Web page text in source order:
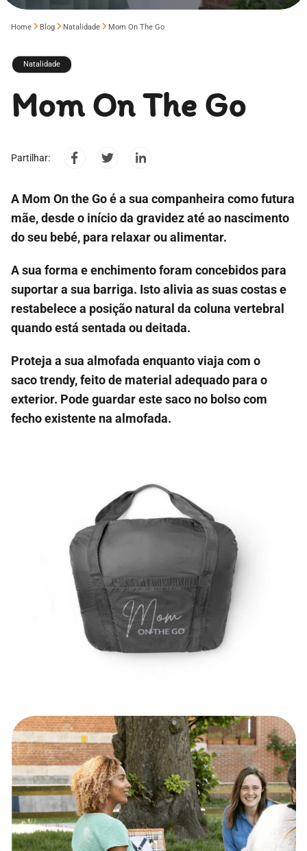
Home Blog Natalidade Mom On The Go
Natalidade
Mom On The Go
Partilhar:
A Mom OntheGoé a sua companheira como futura
mãe, desde o início da gravidez até ao nascimento
do seu bebé, para relaxar ou alimentar.
A sua forma e enchimento foram concebidos para
suportar a sua barriga. Isto alivia as suas costas e
restabelece a posição natural da coluna vertebral
quando está sentada ou deitada.
Proteja a sua almofada enquanto viaja com o
saco trendy, feito de material adequado para o
exterior. Pode guardar este saco no bolso com
fecho existente na almofada.